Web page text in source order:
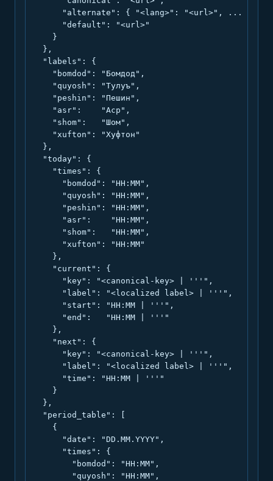
      "alternate": { "<lang>": "<url>", ... },
      "default": "<url>"
    }
  },
  "labels": {
    "bomdod": "Бомдод",
    "quyosh": "Тулуъ",
    "peshin": "Пешин",
    "asr":    "Аср",
    "shom":   "Шом",
    "xufton": "Хуфтон"
  },
  "today": {
    "times": {
      "bomdod": "HH:MM",
      "quyosh": "HH:MM",
      "peshin": "HH:MM",
      "asr":    "HH:MM",
      "shom":   "HH:MM",
      "xufton": "HH:MM"
    },
    "current": {
      "key": "<canonical-key> | '''",
      "label": "<localized label> | '''",
      "start": "HH:MM | '''",
      "end":   "HH:MM | '''"
    },
    "next": {
      "key": "<canonical-key> | '''",
      "label": "<localized label> | '''",
      "time": "HH:MM | '''"
    }
  },
  "period_table": [
    {
      "date": "DD.MM.YYYY",
      "times": {
        "bomdod": "HH:MM",
        "quyosh": "HH:MM",